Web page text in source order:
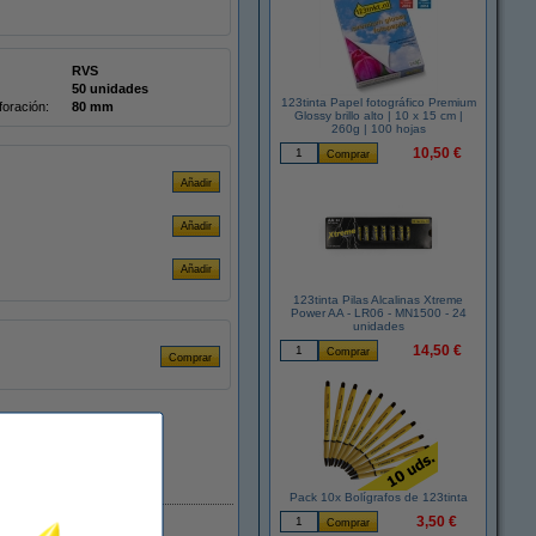
RVS
50 unidades
80 mm
123tinta Papel fotográfico Premium
Glossy brillo alto | 10 x 15 cm |
260g | 100 hojas
10,50 €
123tinta Pilas Alcalinas Xtreme
Power AA - LR06 - MN1500 - 24
unidades
14,50 €
Pack 10x Bolígrafos de 123tinta
3,50 €